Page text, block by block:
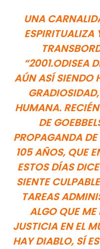
UNA
ESPIRITUALIZA
“2001.ODISEA
AÚN ASÍ SIENDO
HUMANA.
DE
PROPAGANDA
105 AÑOS, QUE
ESTOS DÍAS
SIENTE
TAREAS
ALGO QUE
JUSTICIA EN EL
HAY DIABLO, SÍ